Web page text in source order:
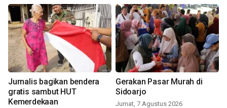
Jurnalis bagikan bendera
gratis sambut HUT
Kemerdekaan
Gerakan Pasar Murah di
Sidoarjo
Jumat, 7 Agustus 2026